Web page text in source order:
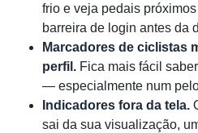
frio e veja pedais
barreira de login antes da
Marcadores de ciclistas
perfil. Fica mais fácil
— especialmente num
Indicadores fora da tela.
sai da sua visualização,